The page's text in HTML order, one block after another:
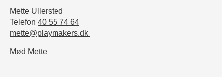
Mette Ullersted
Telefon 40 55 74 64
mette@playmakers.dk
Mød Mette